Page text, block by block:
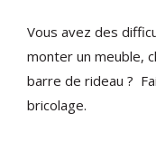
Vous avez des
monter un meuble,
barre de rideau ?
bricolage.